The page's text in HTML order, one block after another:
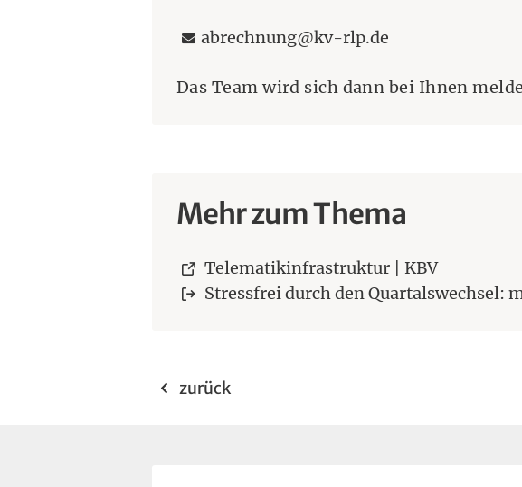
E-Mailadresse:
abrechnung@kv-rlp.de
Das Team wird sich dann bei Ihnen
Mehr zum Thema
Telematikinfrastruktur | KBV(Link auf
Stressfrei durch den Quartalswechsel:
zurück